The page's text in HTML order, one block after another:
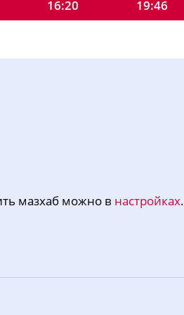
16:20 19:46
19:33
мазхаб можно в настройках.